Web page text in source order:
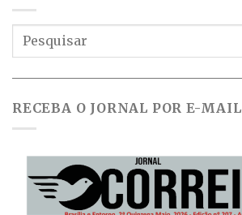
RECEBA O JORNAL POR E-MAIL